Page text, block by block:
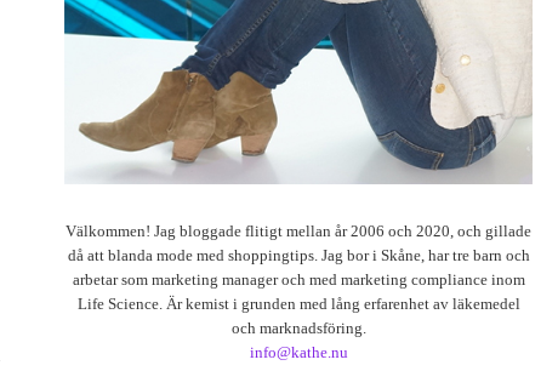
Välkommen! Jag bloggade flitigt mellan år 2006 och 2020, och gillade
då att blanda mode med shoppingtips. Jag bor i Skåne, har tre barn och
arbetar som marketing manager och med marketing compliance inom
Life Science. Är kemist i grunden med lång erfarenhet av läkemedel
och marknadsföring.
info@kathe.nu